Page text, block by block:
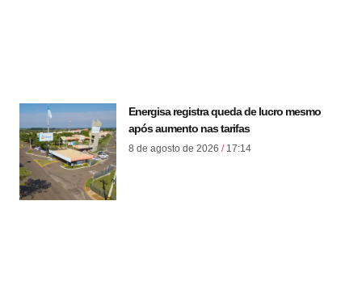
Energisa registra queda de lucro mesmo
após aumento nas tarifas
8 de agosto de 2026 17:14